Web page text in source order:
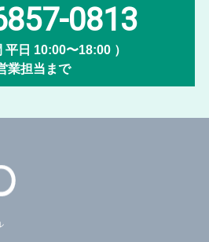
0813
平日 10:00〜18:00 ）
業担当まで